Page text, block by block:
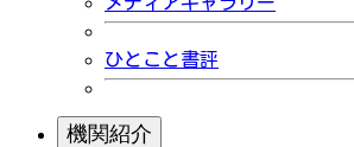
ひとこと書評
機関紹介